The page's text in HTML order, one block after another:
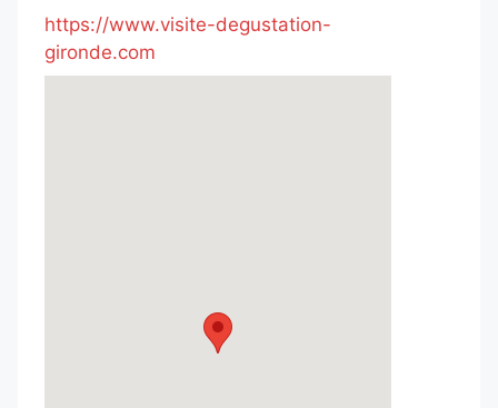
https://www.visite-degustation-
gironde.com